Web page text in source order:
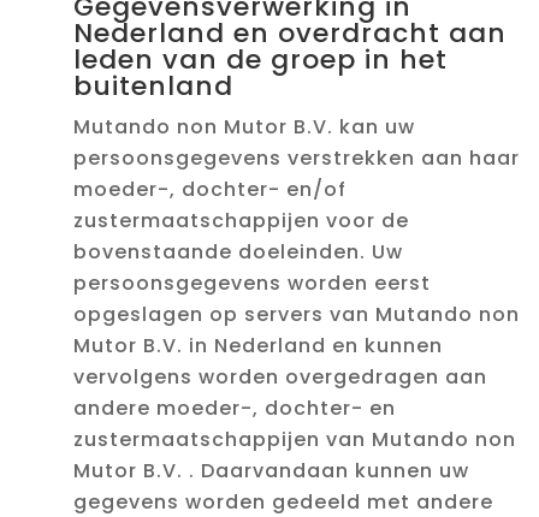
Nederland en overdracht aan
leden van de groep in het
buitenland
Mutando non Mutor B.V. kan uw
persoonsgegevens verstrekken aan haar
moeder-, dochter- en/of
zustermaatschappijen voor de
bovenstaande doeleinden. Uw
persoonsgegevens worden eerst
opgeslagen op servers van Mutando non
Mutor B.V. in Nederland en kunnen
vervolgens worden overgedragen aan
andere moeder-, dochter- en
zustermaatschappijen van Mutando non
Mutor B.V. . Daarvandaan kunnen uw
gegevens worden gedeeld met andere